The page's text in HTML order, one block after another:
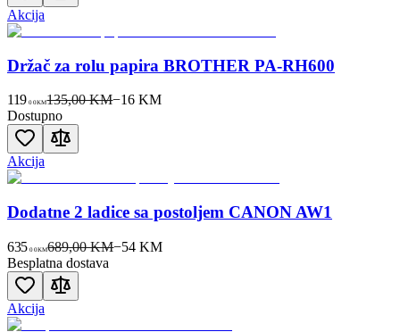
Akcija
Držač za rolu papira BROTHER PA-RH600
119 00KM135,00 KM−16 KM
Dostupno
Akcija
Dodatne 2 ladice sa postoljem CANON AW1
635 00KM689,00 KM−54 KM
Besplatna dostava
Akcija